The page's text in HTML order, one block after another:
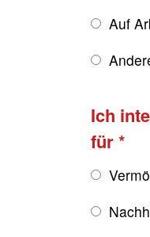
Auf
Ich
für